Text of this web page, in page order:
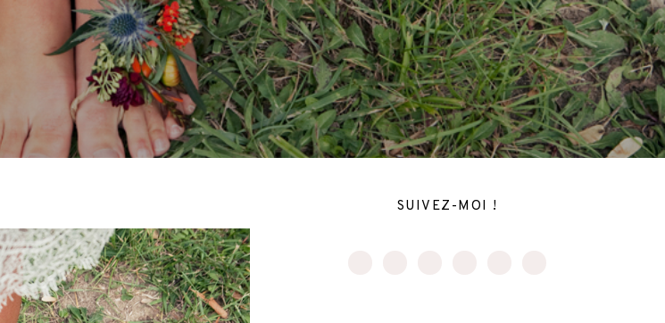
SUIVEZ-MOI !